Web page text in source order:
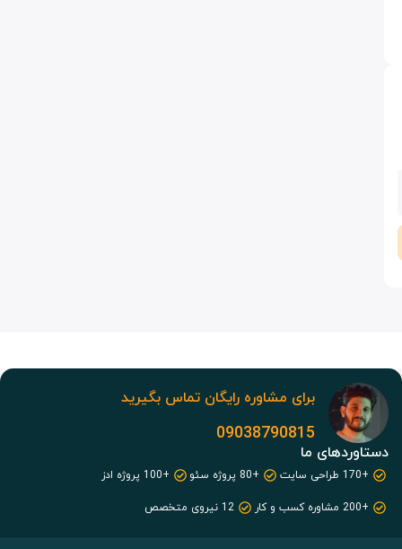
برای مشاوره رایگان تماس بگیرید
09038790815
دستاوردهای ما
+170 طراحی سایت +80 پروژه سئو
+100 پروژه ادز
+200 مشاوره کسب و کار
12 نیروی متخصص